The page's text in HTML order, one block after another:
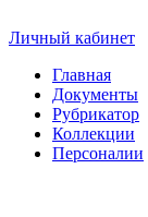
Личный кабинет
Главная
Документы
Рубрикатор
Коллекции
Персоналии